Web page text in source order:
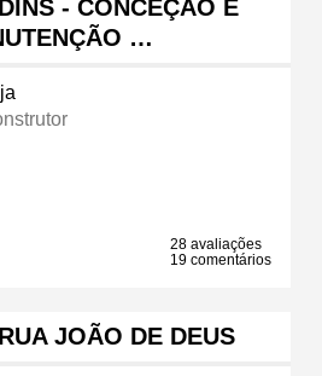
- CONCEÇÃO E
…
28 avaliações
19 comentários
JOÃO DE DEUS